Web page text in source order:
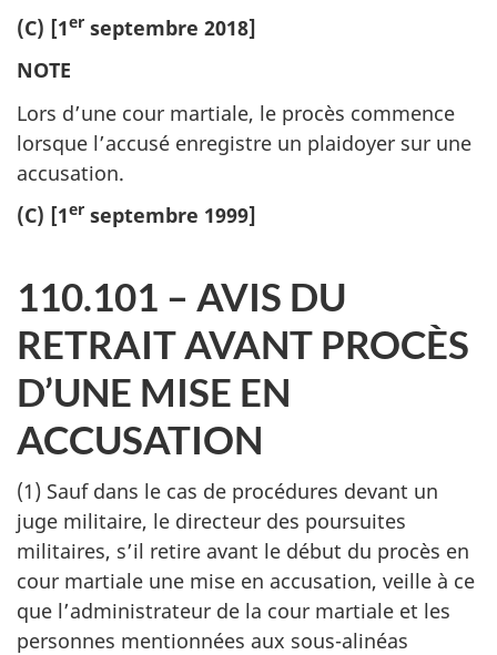
(C) [1er septembre 2018]
NOTE
Lors d’une cour martiale, le procès commence
lorsque l’accusé enregistre un plaidoyer sur une
accusation.
(C) [1er septembre 1999]
110.101 – AVIS DU
RETRAIT AVANT PROCÈS
D’UNE MISE EN
ACCUSATION
(1) Sauf dans le cas de procédures devant un
juge militaire, le directeur des poursuites
militaires, s’il retire avant le début du procès en
cour martiale une mise en accusation, veille à ce
que l’administrateur de la cour martiale et les
personnes mentionnées aux sous-alinéas